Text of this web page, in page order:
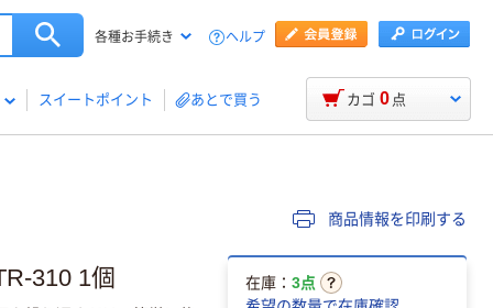
各種お手続き ヘルプ
スイートポイント あとで買う カゴ 0 点
商品情報を印刷する
310 1個 在庫： 3点